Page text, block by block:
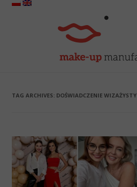
TAG ARCHIVES: DOŚWIADCZENIE WIZAŻYSTY